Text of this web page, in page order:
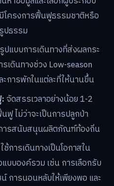
ครงการฟื้นฟูธรรมชาติหรือ
ปธรรม
ปแบบการเดินทางที่ส่งผลกระ
เดินทางช่วง Low-season
การพักในแต่ละที่ให้นานขึ้น
จัดสรรเวลาอย่างน้อย 1-2
ไม่ว่าจะเป็นการปลูกป่า
ารสนับสนุนผลิตภัณฑ์ท้องถิ่น
ใช้การเดินทางเป็นโอกาสใน
บบองค์รวม เช่น การเลือกรับ
การนอนหลับให้เพียงพอ และ